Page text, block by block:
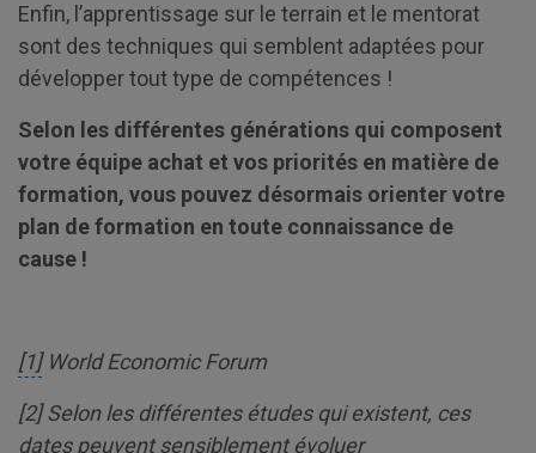
Enfin, l’apprentissage sur le terrain et le mentorat
sont des techniques qui semblent adaptées pour
développer tout type de compétences !
Selon les différentes générations qui composent
votre équipe achat et vos priorités en matière de
formation, vous pouvez désormais orienter votre
plan de formation en toute connaissance de
cause !
[1]World Economic Forum
[2] Selon les différentes études qui existent, ces
dates peuvent sensiblement évoluer